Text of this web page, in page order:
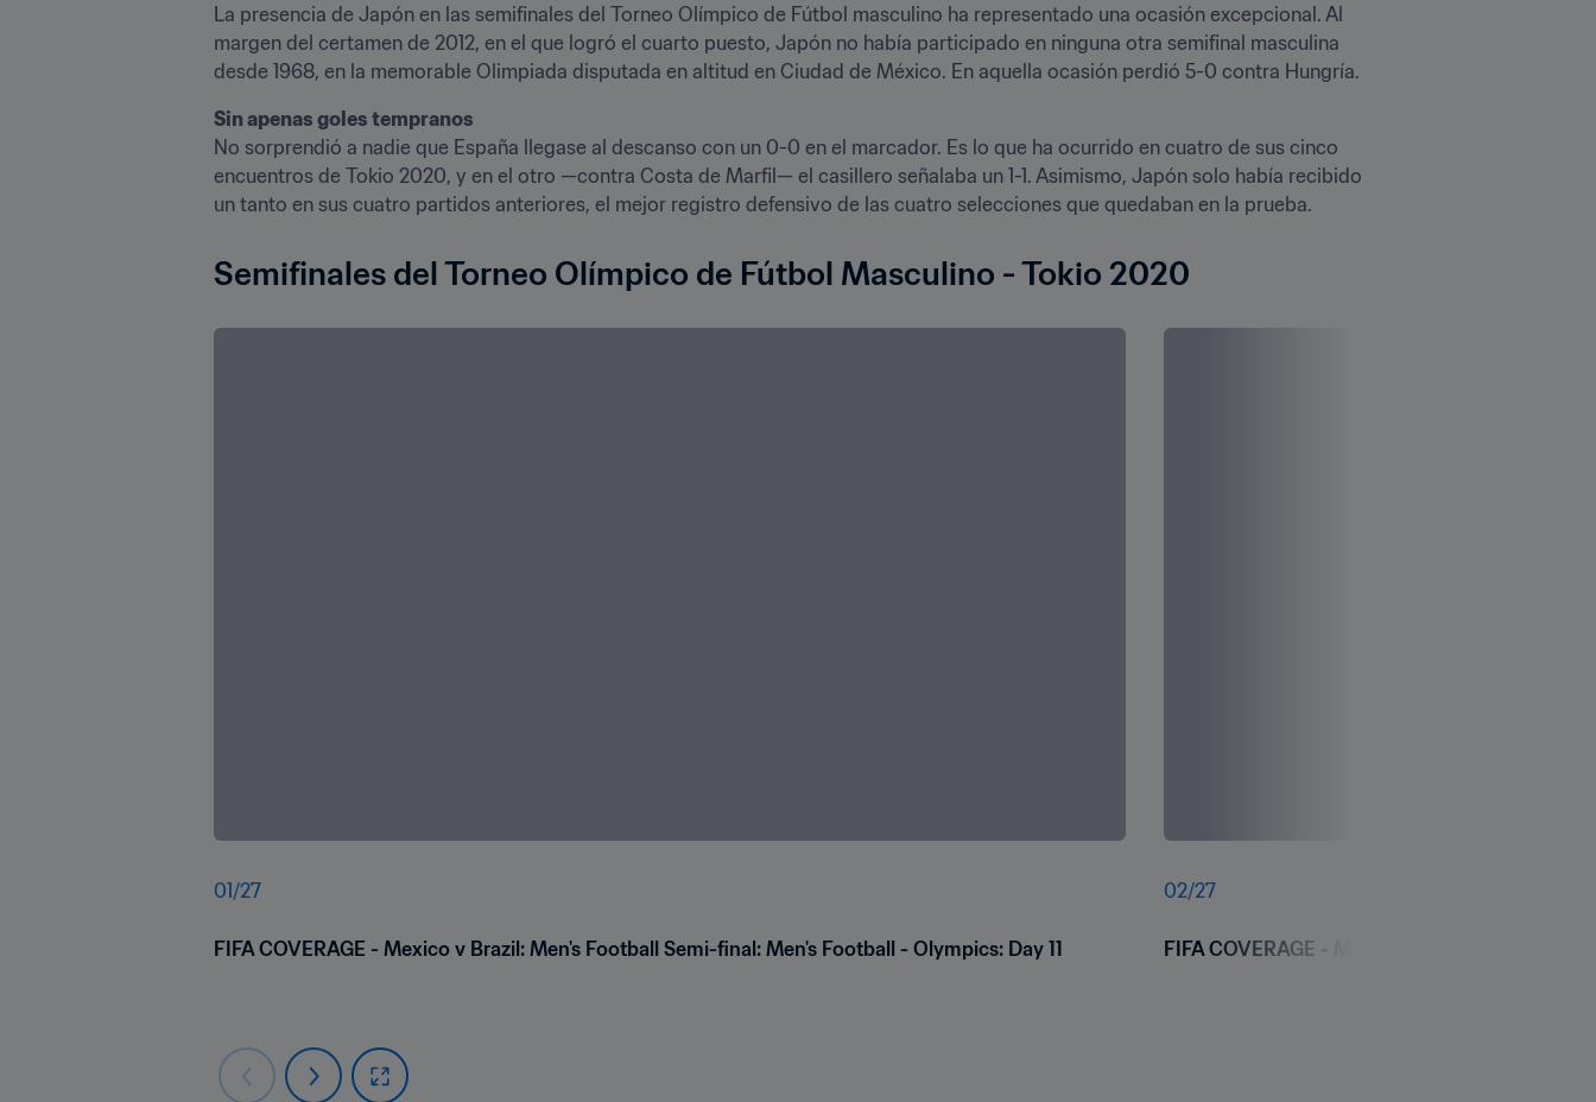
La presencia de Japón en las semifinales del Torneo Olímpico de Fútbol masculino ha representado una ocasión excepcional. Al
margen del certamen de 2012, en el que logró el cuarto puesto, Japón no había participado en ninguna otra semifinal masculina
desde 1968, en la memorable Olimpiada disputada en altitud en Ciudad de México. En aquella ocasión perdió 5-0 contra Hungría.
Sin apenas goles tempranos
No sorprendió a nadie que España llegase al descanso con un 0-0 en el marcador. Es lo que ha ocurrido en cuatro de sus cinco
encuentros de Tokio 2020, y en el otro —contra Costa de Marfil— el casillero señalaba un 1-1. Asimismo, Japón solo había recibido
Semifinales del Torneo Olímpico de Fútbol Masculino - Tokio 2020
01/27
FIFA COVERAGE - Mexico v Brazil: Men's Football Semi-final: Men's Football - Olympics: Day 11
02/27
FIFA COVERAGE - Mexico v Brazil: Men's